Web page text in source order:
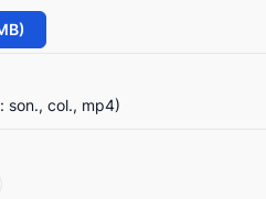
son., col., mp4)